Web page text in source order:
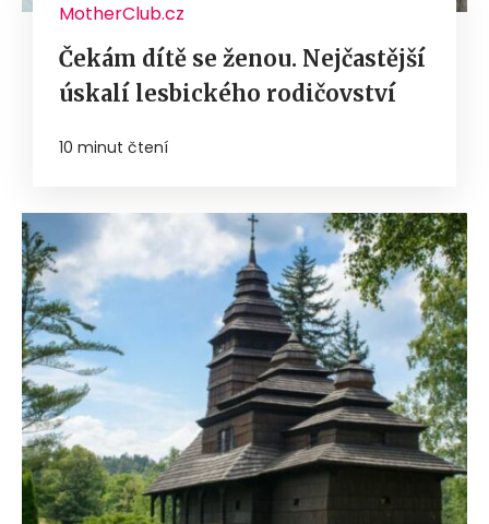
MotherClub.cz
Čekám dítě se ženou. Nejčastější
úskalí lesbického rodičovství
10 minut čtení